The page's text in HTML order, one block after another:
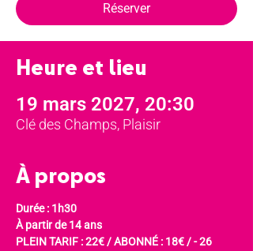
Réserver
Heure et lieu
19 mars 2027, 20:30
Clé des Champs, Plaisir
À propos
Durée : 1h30
À partir de 14 ans
PLEIN TARIF : 22€ / ABONNÉ : 18€ / - 26